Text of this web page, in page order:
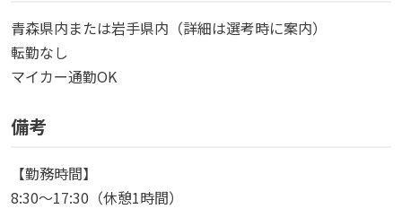
青森県内または岩手県内（詳細は選考時に案内）
転勤なし
マイカー通勤OK
備考
【勤務時間】
8:30〜17:30（休憩1時間）